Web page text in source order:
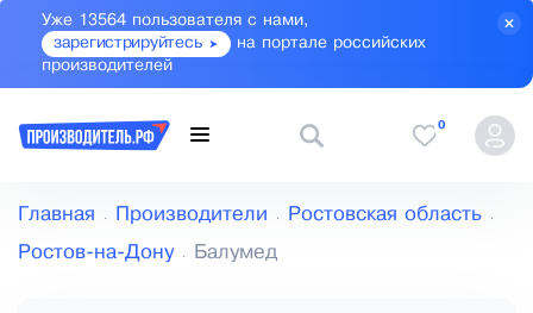
Уже 13564 пользователя с нами,
зарегистрируйтесь
на портале российских
производителей
0
Главная Производители Ростовская область
Ростов-на-Дону Балумед